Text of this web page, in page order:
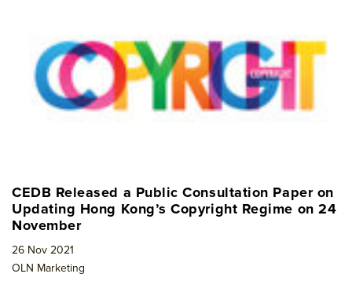
CEDB Released a Public Consultation Paper on
Updating Hong Kong’s Copyright Regime on 24
November
26 Nov 2021
OLN Marketing